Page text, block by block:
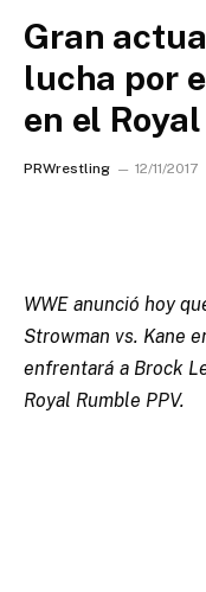
Gran
lucha por
en el
PRWrestling 12/11/2017
WWE anunció hoy
Strowman vs. Kane
enfrentará a Brock
Royal Rumble PPV.